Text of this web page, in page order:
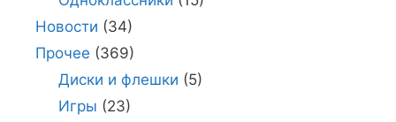
Новости (34)
Прочее (369)
Диски и флешки (5)
Игры (23)